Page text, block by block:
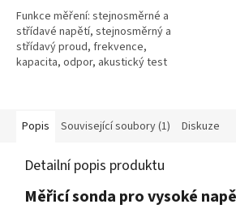
Funkce měření: stejnosměrné a
střídavé napětí, stejnosměrný a
střídavý proud, frekvence,
kapacita, odpor, akustický test
Popis Související soubory (1) Diskuze
Detailní popis produktu
Měřicí sonda pro vysoké